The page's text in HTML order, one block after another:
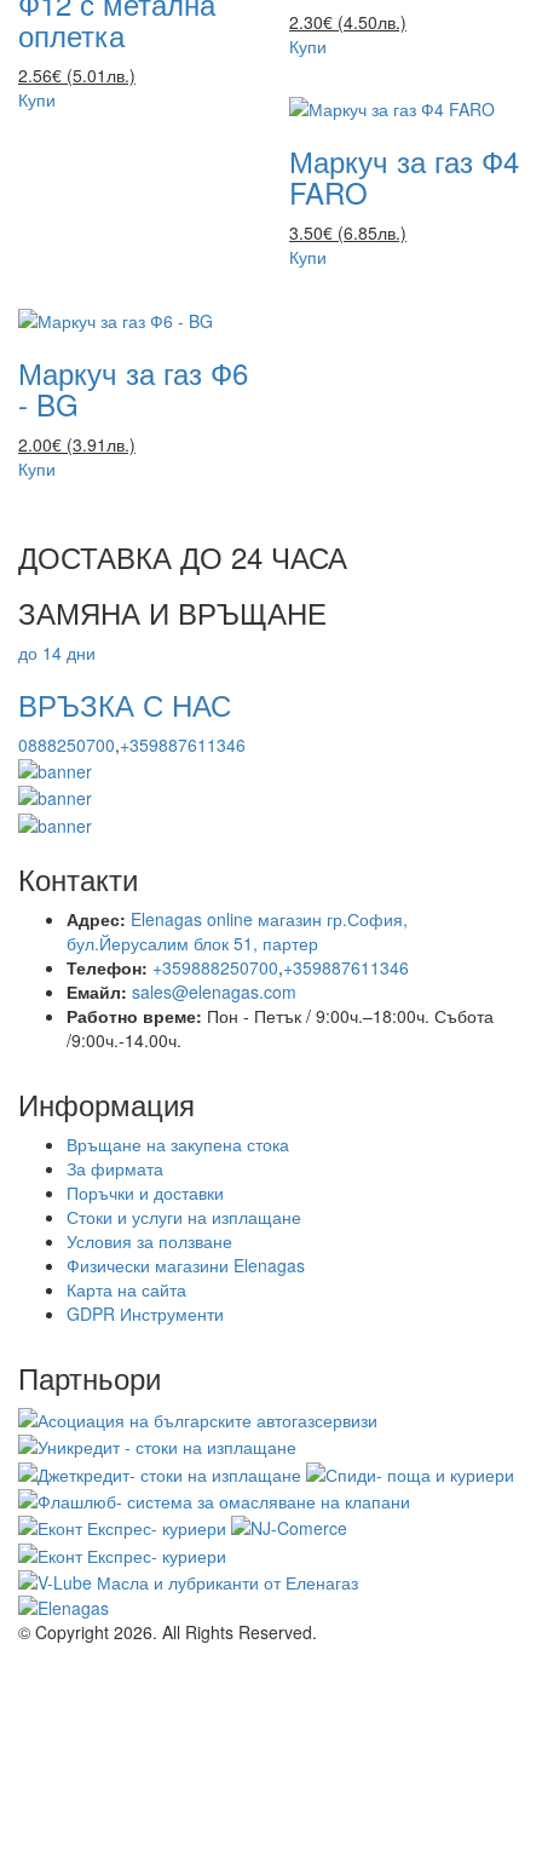
оплетка
2.56€ (5.01лв.)
Купи
2.30€ (4.50лв.)
Купи
Маркуч за газ Ф4
FARO
3.50€ (6.85лв.)
Купи
Маркуч за газ Ф6
- BG
2.00€ (3.91лв.)
Купи
ДОСТАВКА ДО 24 ЧАСА
ЗАМЯНА И ВРЪЩАНЕ
до 14 дни
ВРЪЗКА С НАС
0888250700,+359887611346
Контакти
Адрес: Elenagas online магазин гр.София,
бул.Йерусалим блок 51, партер
Телефон: +359888250700,+359887611346
Емайл: sales@elenagas.com
Работно време: Пон - Петък / 9:00ч.–18:00ч. Събота
/9:00ч.-14.00ч.
Информация
Връщане на закупена стока
За фирмата
Поръчки и доставки
Стоки и услуги на изплащане
Условия за ползване
Физически магазини Elenagas
Карта на сайта
GDPR Инструменти
Партньори
© Copyright 2026. All Rights Reserved.